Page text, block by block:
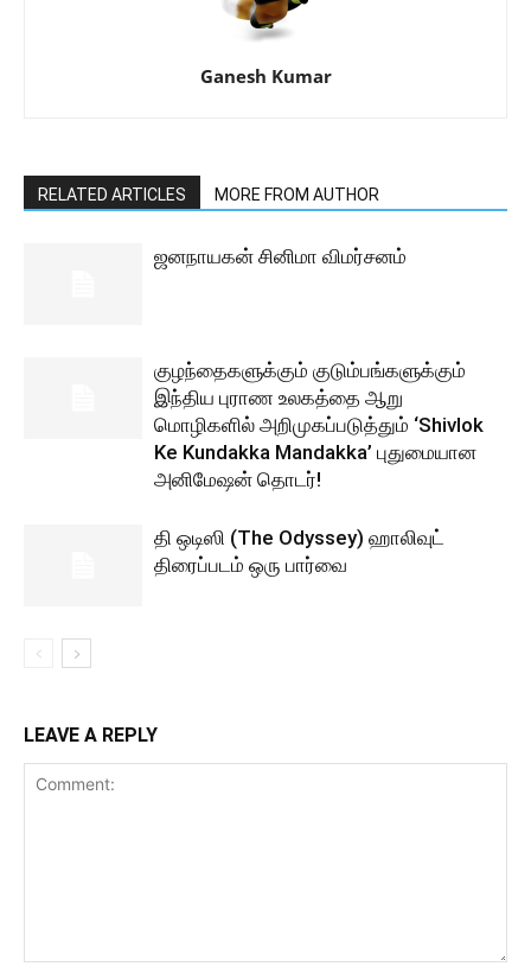
Ganesh Kumar
RELATED ARTICLES MORE FROM AUTHOR
ஜனநாயகன் சினிமா விமர்சனம்
குழந்தைகளுக்கும் குடும்பங்களுக்கும்
இந்திய புராண உலகத்தை ஆறு
மொழிகளில் அறிமுகப்படுத்தும் ‘Shivlok
Ke Kundakka Mandakka’ புதுமையான
அனிமேஷன் தொடர்!
தி ஒடிஸி (The Odyssey) ஹாலிவுட்
திரைப்படம் ஒரு பார்வை
LEAVE A REPLY